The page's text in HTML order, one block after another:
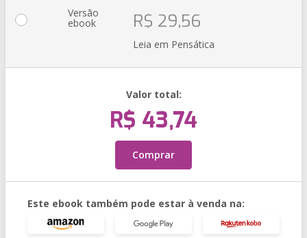
Versão
ebook R$ 29,56
Leia em Pensática
Valor total:
R$ 43,74
Comprar
Este ebook também pode estar à venda na: